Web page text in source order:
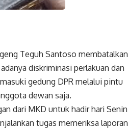
Teguh Santoso membatalkan
diskriminasi perlakuan dan
gedung DPR melalui pintu
dewan saja.
dari MKD untuk hadir hari Senin
tugas memeriksa laporan